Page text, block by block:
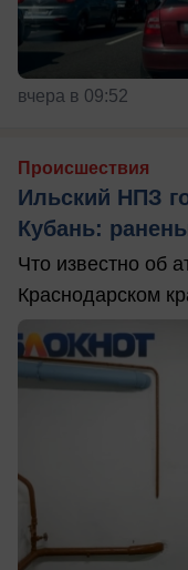
вчера в 09:52
Происшествия
Ильский НПЗ
Кубань:
Что известно об
Краснодарском